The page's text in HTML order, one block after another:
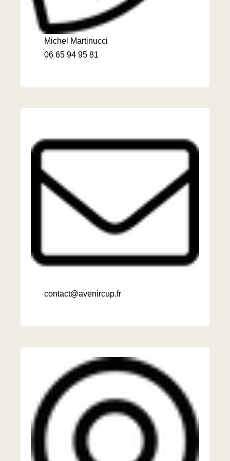
Michel Martinucci
06 65 94 95 81
contact@avenircup.fr